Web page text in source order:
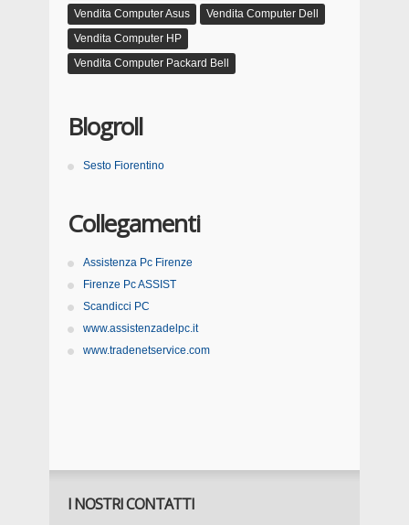
Vendita Computer Asus
Vendita Computer Dell
Vendita Computer HP
Vendita Computer Packard Bell
Blogroll
Sesto Fiorentino
Collegamenti
Assistenza Pc Firenze
Firenze Pc ASSIST
Scandicci PC
www.assistenzadelpc.it
www.tradenetservice.com
I NOSTRI CONTATTI